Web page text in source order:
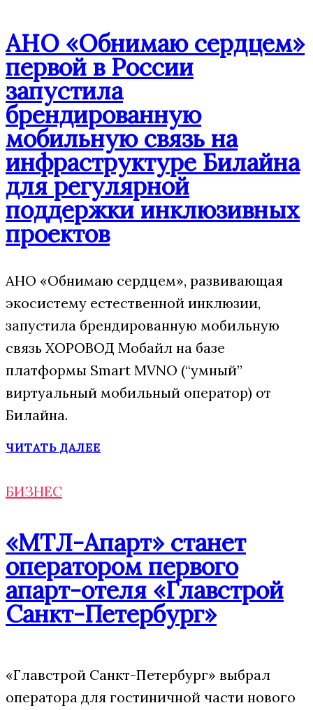
АНО «Обнимаю сердцем»
первой в России
запустила
брендированную
мобильную связь на
инфраструктуре Билайна
для регулярной
поддержки инклюзивных
проектов
АНО «Обнимаю сердцем», развивающая
экосистему естественной инклюзии,
запустила брендированную мобильную
связь ХОРОВОД Мобайл на базе
платформы Smart MVNO (“умный”
виртуальный мобильный оператор) от
Билайна.
ЧИТАТЬ ДАЛЕЕ
БИЗНЕС
«МТЛ-Апарт» станет
оператором первого
апарт-отеля «Главстрой
Санкт-Петербург»
«Главстрой Санкт-Петербург» выбрал
оператора для гостиничной части нового